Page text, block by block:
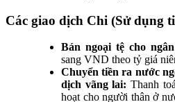
Các giao dịch Chi (Sử dụng
Bán ngoại tệ cho
sang VND theo tỷ giá
Chuyển tiền ra nước
dịch vãng lai:Thanh
hoạt cho người thân ở